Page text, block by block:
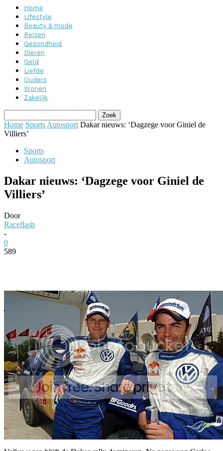
Home
Lifestyle
Beauty & mode
Reizen
Gezondheid
Dieren
Geld
Liefde
Ouders
Wonen
Zakelijk
Home Sports Autosport Dakar nieuws: ‘Dagzege voor Giniel de
Villiers’
Sports
Autosport
Dakar nieuws: ‘Dagzege voor Giniel de
Villiers’
Door
Raceflash
-
0
589